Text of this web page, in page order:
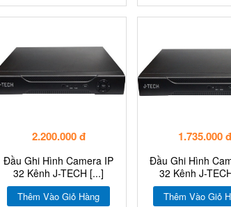
2.200.000 đ
Đầu Ghi Hình Camera IP
32 Kênh J-TECH [...]
Thêm Vào Giỏ Hàng
1.735.000 đ
Đầu Ghi Hình
32 Kênh J-
Thêm Vào Giỏ